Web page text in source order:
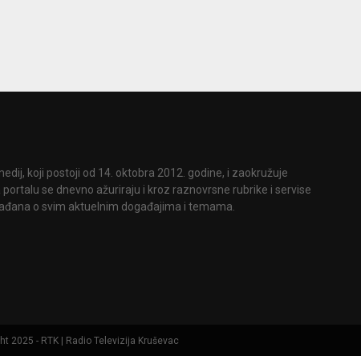
koji postoji od 14. oktobra 2012. godine, i zaokružuje
se dnevno ažuriraju i kroz raznovrsne rubrike i servise
o svim aktuelnim događajima i temama.
2025 - RTK | Radio Televizija Kruševac